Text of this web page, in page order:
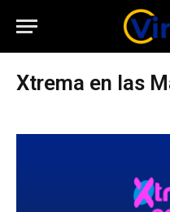
Xtrema en las